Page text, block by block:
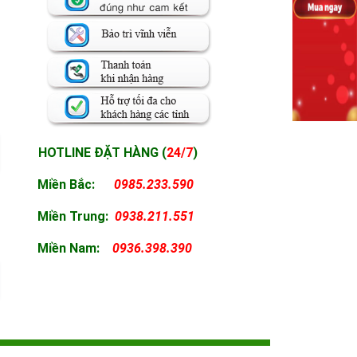
HOTLINE ĐẶT HÀNG (24/7)
Miền Bắc: 0985.233.590
MiềnTrung: 0938.211.551
MiềnNam: 0936.398.390